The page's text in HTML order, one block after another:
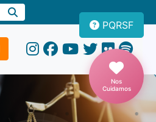
PQRSF
Nos
Cuidamos